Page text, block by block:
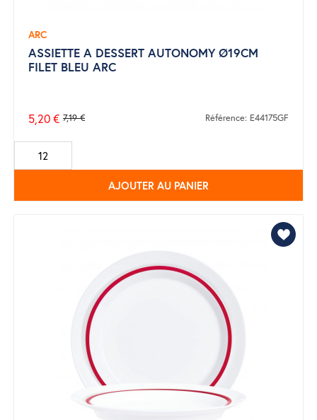
ARC
ASSIETTE A DESSERT AUTONOMY Ø19CM
FILET BLEU ARC
Prix
de
base
7,19 €
5,20 € Référence: E44175GF
AJOUTER AU PANIER